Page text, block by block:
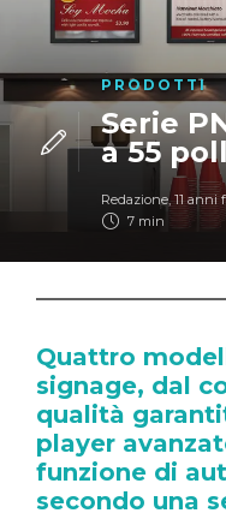
PRODOTTI
Serie
a 55
Redazione, 11 anni
7 min
Quattro
signage, dal
qualità
player
funzione di
secondo una